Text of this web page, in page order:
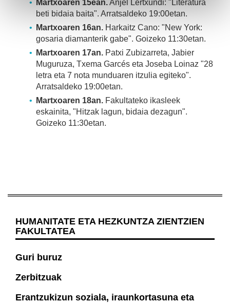
Martxoaren 15ean.Anjel Lertxundi: "Literatura
beti bidaia baita". Arratsaldeko 19:00etan.
Martxoaren 16an. Harkaitz Cano: "New York:
gosaria diamanterik gabe". Goizeko 11:30etan.
Martxoaren 17an. Patxi Zubizarreta, Jabier
Muguruza, Txema Garcés eta Joseba Loinaz "28
letra eta 7 nota munduaren itzulia egiteko".
Arratsaldeko 19:00etan.
Martxoaren 18an. Fakultateko ikasleek
eskainita, "Hitzak lagun, bidaia dezagun".
Goizeko 11:30etan.
HUMANITATE ETA HEZKUNTZA ZIENTZIEN
FAKULTATEA
Guri buruz
Zerbitzuak
Erantzukizun soziala, iraunkortasuna eta